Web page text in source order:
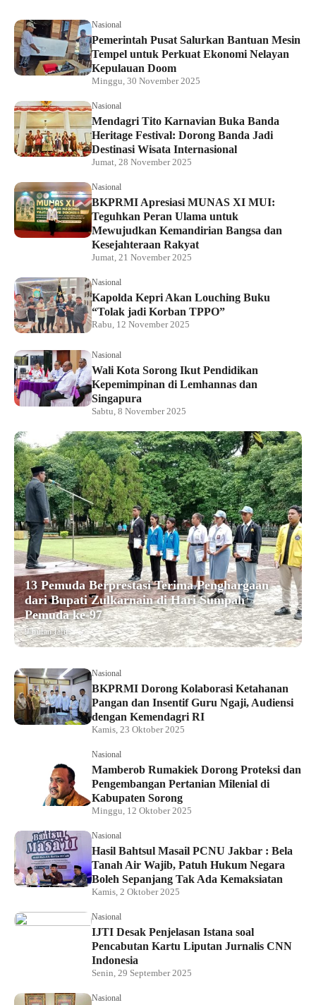
Nasional
Pemerintah Pusat Salurkan Bantuan Mesin
Tempel untuk Perkuat Ekonomi Nelayan
Kepulauan Doom
Minggu, 30 November 2025
Nasional
Mendagri Tito Karnavian Buka Banda
Heritage Festival: Dorong Banda Jadi
Destinasi Wisata Internasional
Jumat, 28 November 2025
Nasional
BKPRMI Apresiasi MUNAS XI MUI:
Teguhkan Peran Ulama untuk
Mewujudkan Kemandirian Bangsa dan
Kesejahteraan Rakyat
Jumat, 21 November 2025
Nasional
Kapolda Kepri Akan Louching Buku
“Tolak jadi Korban TPPO”
Rabu, 12 November 2025
Nasional
Wali Kota Sorong Ikut Pendidikan
Kepemimpinan di Lemhannas dan
Singapura
Sabtu, 8 November 2025
13 Pemuda Berprestasi Terima Penghargaan
dari Bupati Zulkarnain di Hari Sumpah
Pemuda ke-97
9 bulan lalu
Nasional
BKPRMI Dorong Kolaborasi Ketahanan
Pangan dan Insentif Guru Ngaji, Audiensi
dengan Kemendagri RI
Kamis, 23 Oktober 2025
Nasional
Mamberob Rumakiek Dorong Proteksi dan
Pengembangan Pertanian Milenial di
Kabupaten Sorong
Minggu, 12 Oktober 2025
Nasional
Hasil Bahtsul Masail PCNU Jakbar : Bela
Tanah Air Wajib, Patuh Hukum Negara
Boleh Sepanjang Tak Ada Kemaksiatan
Kamis, 2 Oktober 2025
Nasional
IJTI Desak Penjelasan Istana soal
Pencabutan Kartu Liputan Jurnalis CNN
Indonesia
Senin, 29 September 2025
Nasional